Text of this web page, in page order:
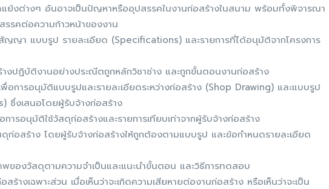
ย้งต่างๆ อันอาจเป็นปัญหาหรืออุปสรรคในงานก่อสร้างในสนาม พร้อมทั้งพิจารณา
รรคต่อความก้าวหน้าของงาน
ญญา แบบรูป รายละเอียด (Specifications) และรายการที่ได้อนุมัติจากโครงการ
งปฏิบัติงานอย่างประณีตถูกหลักวิชาช่าง และถูกขั้นตอนงานก่อสร้าง
การอนุมัติแบบรูปและรายละเอียดระหว่างก่อสร้าง (Shop Drawing) และแบบรูป
ซึ่งเสนอโดยผู้รับจ้างก่อสร้าง
รอนุมัติใช้วัสดุก่อสร้างและรายการเทียบเท่าจากผู้รับจ้างก่อสร้าง
สร้าง โดยผู้รับจ้างก่อสร้างให้ถูกต้องตามแบบรูป และข้อกำหนดรายละเอียด
องวัสดุตามความจำเป็นและแนะนำขั้นตอน และวิธีการทดสอบ
างเฉพาะส่วน เมื่อเห็นว่าจะเกิดความเสียหายต่องานก่อสร้าง หรือเห็นว่าจะเป็น